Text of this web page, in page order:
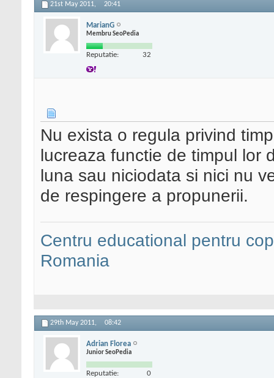
21st May 2011, 20:41
MarianG
Membru SeoPedia
Reputatie: 32
Nu exista o regula privind
lucreaza functie de timpul lor
luna sau niciodata si nici nu
de respingere a propunerii.
Centru educational pentru
Romania
29th May 2011, 08:42
Adrian Florea
Junior SeoPedia
Reputatie: 0